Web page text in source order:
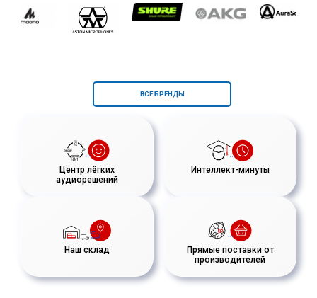
ВСЕ БРЕНДЫ
Центр лёгких
аудиорешений
Интеллект-минуты
Наш склад
Прямые поставки от
производителей